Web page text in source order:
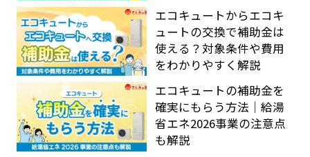
エコキュートからエコキ
ュートの交換で補助金は
使える？対象条件や費用
をわかりやすく解説
エコキュートの補助金を
確実にもらう方法｜給湯
省エネ2026事業の注意点
も解説